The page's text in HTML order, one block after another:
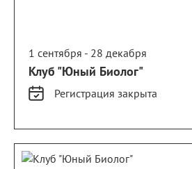
1 сентября - 28 декабря
Клуб "Юный Биолог"
Регистрация закрыта